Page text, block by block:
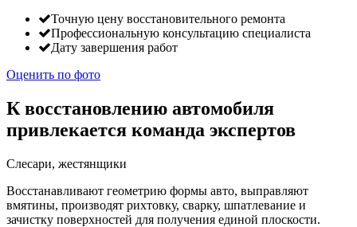
Точную цену восстановительного ремонта
Профессиональную консультацию специалиста
Дату завершения работ
Оценить по фото
К восстановлению автомобиля
привлекается команда экспертов
Слесари, жестянщики
Восстанавливают геометрию формы авто, выправляют
вмятины, производят рихтовку, сварку, шпатлевание и
зачистку поверхностей для получения единой плоскости.